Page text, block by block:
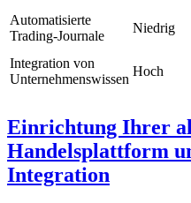
Automatisierte
Trading-Journale
Niedrig
Integration von
Unternehmenswissen
Hoch
Einrichtung Ihrer
Handelsplattform
Integration